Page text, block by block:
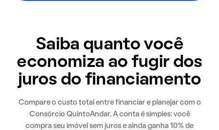
Saiba quanto você
economiza ao fugir dos
juros do financiamento
Compare o custo total entre financiar e planejar com o
Consórcio QuintoAndar. A conta é simples: você
compra seu imóvel sem juros e ainda ganha 10% de